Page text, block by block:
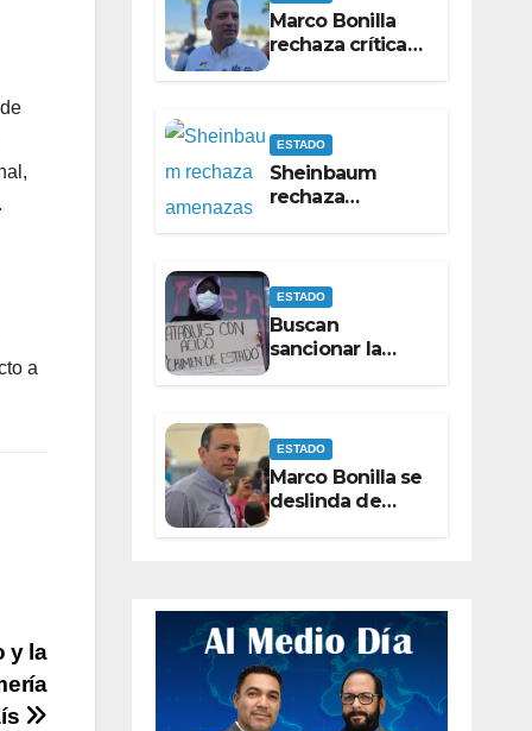
a
y la
Marco Bonilla
rechaza críticas
de Pérez Cuéllar
ESTADO
Sheinbaum
rechaza
ESTADO
Buscan
sancionar la
violencia ácida
ESTADO
Marco Bonilla se
deslinda de
apoyos en la